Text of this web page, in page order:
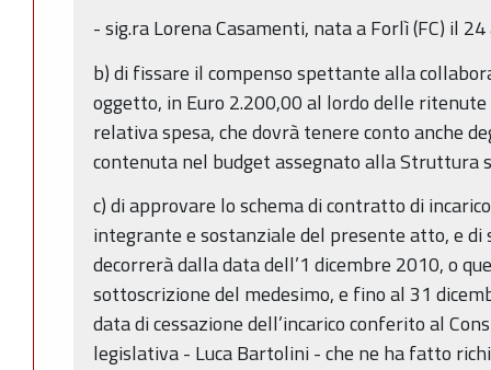
- sig.ra Lorena Casamenti, nata a Forlì (FC) il
b) di fissare il compenso spettante alla
oggetto, in Euro 2.200,00 al lordo delle
relativa spesa, che dovrà tenere conto anche
contenuta nel budget assegnato alla Struttura
c) di approvare lo schema di contratto di
integrante e sostanziale del presente atto, e
decorrerà dalla data dell’1 dicembre 2010, o
sottoscrizione del medesimo, e fino al 31
data di cessazione dell’incarico conferito al
legislativa - Luca Bartolini - che ne ha fatto